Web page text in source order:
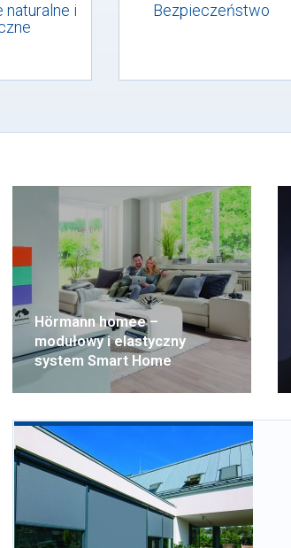
naturalne i
Bezpieczeństwo
Hörmann homee –
modułowy i elastyczny
system Smart Home